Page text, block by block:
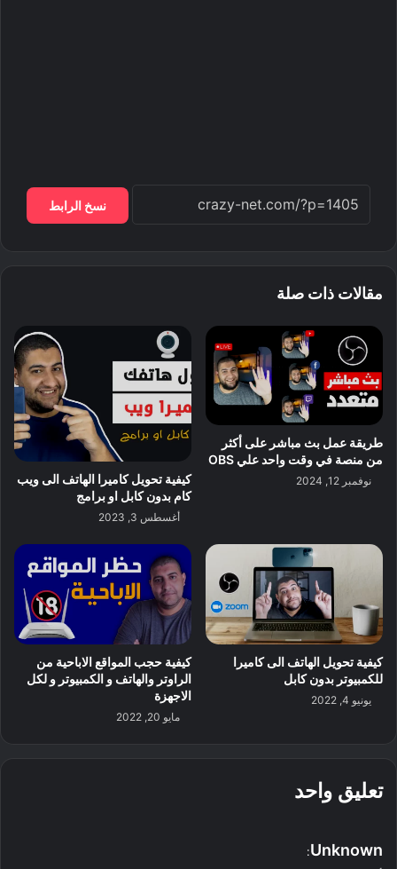
نسخ الرابط
مقالات ذات صلة
طريقة عمل بث مباشر على أكثر
من منصة في وقت واحد علي OBS
نوفمبر 12, 2024
كيفية تحويل كاميرا الهاتف الى ويب
كام بدون كابل او برامج
أغسطس 3, 2023
كيفية تحويل الهاتف الى كاميرا
للكمبيوتر بدون كابل
يونيو 4, 2022
كيفية حجب المواقع الاباحية من
الراوتر والهاتف و الكمبيوتر و لكل
الاجهزة
مايو 20, 2022
تعليق واحد
يUnknown
: